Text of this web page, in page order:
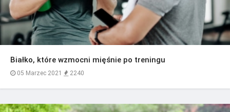
Białko, które wzmocni mięśnie po treningu
05 Marzec 2021 2240